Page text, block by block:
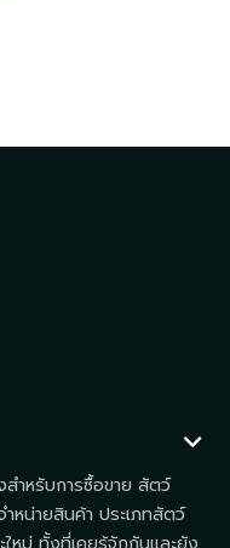
สำหรับการซื้อขาย สัตว์
หน่ายสินค้า ประเภทสัตว์